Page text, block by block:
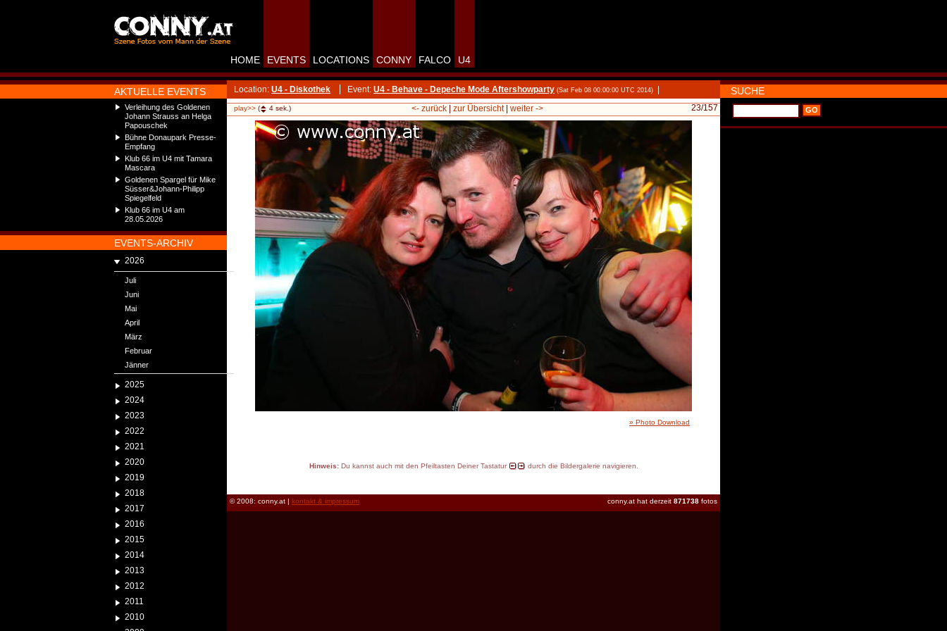
AKTUELLE EVENTS
Verleihung des Goldenen
Johann Strauss an Helga
Papouschek
Bühne Donaupark Presse-
Empfang
Klub 66 im U4 mit Tamara
Mascara
Goldenen Spargel für Mike
Süsser&Johann-Philipp
Spiegelfeld
Klub 66 im U4 am
28.05.2026
EVENTS-ARCHIV
2026
Juli
Juni
Mai
April
März
Februar
Jänner
2025
2024
2023
2022
2021
2020
2019
2018
2017
2016
2015
2014
2013
2012
2011
2010
HOME EVENTS LOCATIONS CONNY FALCO U4
Location: U4 - Diskothek Event: U4 - Behave - Depeche Mode Aftershowparty (Sat Feb 08 00:00:00 UTC 2014)
play>> ( 4 sek.) 23/157
<- zurück| zur Übersicht| weiter ->
» Photo Download
Hinweis:Du kannst auch mit den Pfeiltasten Deiner Tastatur durch die Bildergalerie navigieren.
conny.at hat derzeit 871738 fotos
© 2008: conny.at | kontakt & impressum
SUCHE